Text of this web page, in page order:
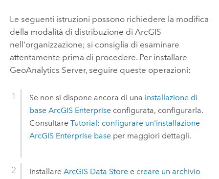
Le seguenti istruzioni possono richiedere la modifica
della modalità di distribuzione di ArcGIS
nell'organizzazione; si consiglia di esaminare
attentamente prima di procedere. Per installare
GeoAnalytics Server, seguire queste operazioni:
Se non si dispone ancora di una installazione di
base ArcGIS Enterprise configurata, configurarla.
Consultare Tutorial: configurare un'installazione
ArcGIS Enterprisebaseper maggiori dettagli.
Installare ArcGIS Data Storee creare un archivio